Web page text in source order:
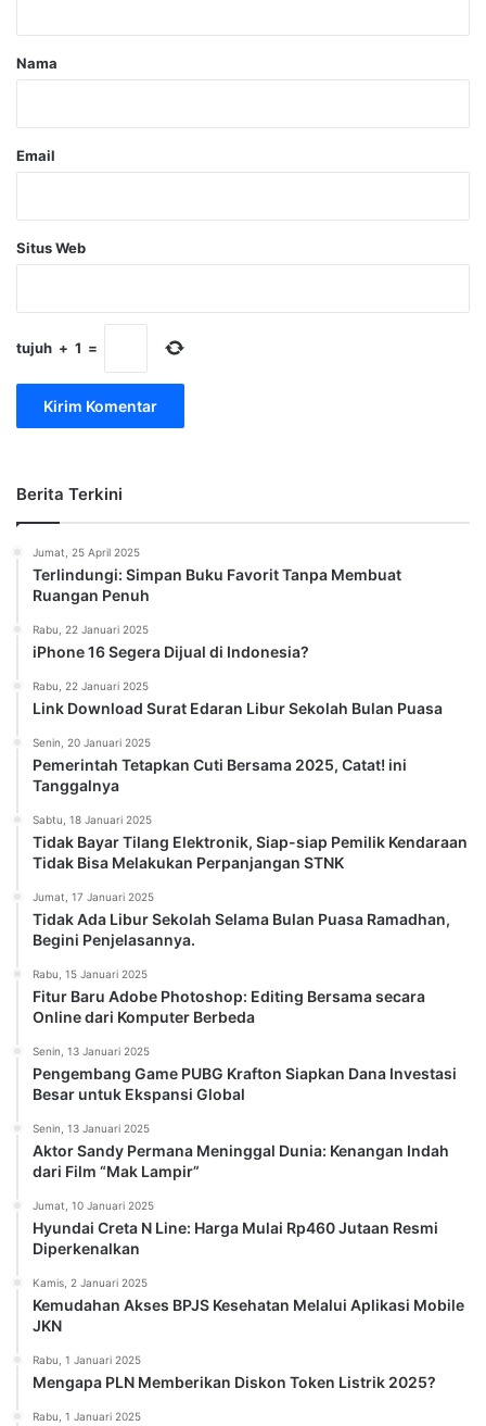
rNama
Email
Situs Web
tujuh + 1 =
Berita Terkini
Jumat, 25 April 2025
Terlindungi: Simpan Buku Favorit Tanpa Membuat
Ruangan Penuh
Rabu, 22 Januari 2025
iPhone 16 Segera Dijual di Indonesia?
Rabu, 22 Januari 2025
Link Download Surat Edaran Libur Sekolah Bulan Puasa
Senin, 20 Januari 2025
Pemerintah Tetapkan Cuti Bersama 2025, Catat! ini
Tanggalnya
Sabtu, 18 Januari 2025
Tidak Bayar Tilang Elektronik, Siap-siap Pemilik Kendaraan
Tidak Bisa Melakukan Perpanjangan STNK
Jumat, 17 Januari 2025
Tidak Ada Libur Sekolah Selama Bulan Puasa Ramadhan,
Begini Penjelasannya.
Rabu, 15 Januari 2025
Fitur Baru Adobe Photoshop: Editing Bersama secara
Online dari Komputer Berbeda
Senin, 13 Januari 2025
Pengembang Game PUBG Krafton Siapkan Dana Investasi
Besar untuk Ekspansi Global
Senin, 13 Januari 2025
Aktor Sandy Permana Meninggal Dunia: Kenangan Indah
dari Film “Mak Lampir”
Jumat, 10 Januari 2025
Hyundai Creta N Line: Harga Mulai Rp460 Jutaan Resmi
Diperkenalkan
Kamis, 2 Januari 2025
Kemudahan Akses BPJS Kesehatan Melalui Aplikasi Mobile
JKN
Rabu, 1 Januari 2025
Mengapa PLN Memberikan Diskon Token Listrik 2025?
Rabu, 1 Januari 2025